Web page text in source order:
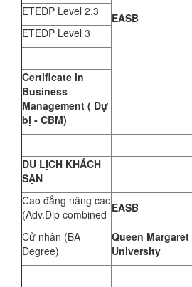
EASB
ETEDP Level 2,3
ETEDP Level 3
Certificate in
Business
Management ( Dự
bị - CBM)
DU LỊCH KHÁCH
SẠN
Cao đẳng nâng cao
(Adv.Dip combined EASB
Cử nhân (BA
Degree)
Queen Margaret
University